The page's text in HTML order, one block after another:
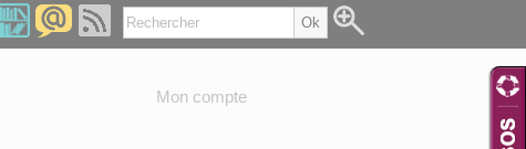
Mon compte